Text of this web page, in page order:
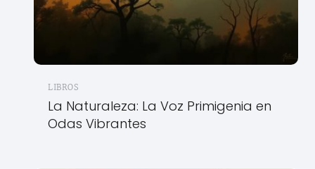
LIBROS
La Naturaleza: La Voz Primigenia en
Odas Vibrantes